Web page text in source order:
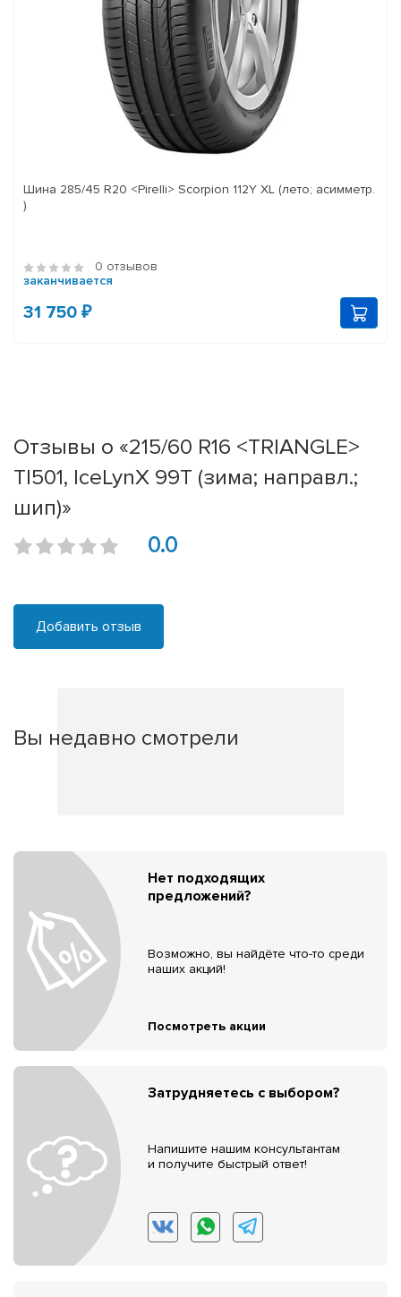
Шина 285/45 R20 <Pirelli> Scorpion 112Y XL (лето; асимметр.
)
0 отзывов
заканчивается
31 750 ₽
Отзывы о «215/60 R16 <TRIANGLE>
TI501, IceLynX 99T (зима; направл.;
шип)»
0.0
Добавить отзыв
Вы недавно смотрели
Нет подходящих
предложений?
Возможно, вы найдёте что-то среди
наших акций!
Посмотреть акции
Затрудняетесь с выбором?
Напишите нашим консультантам
и получите быстрый ответ!